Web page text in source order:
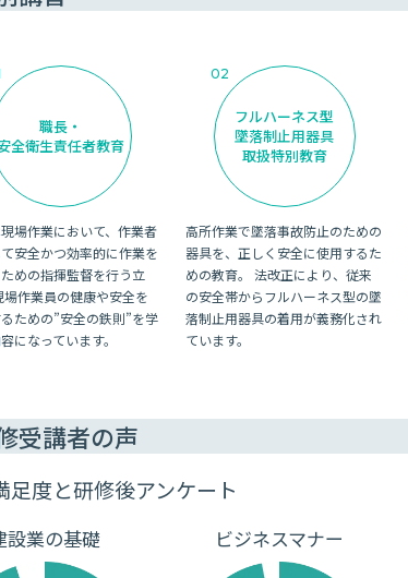
職長・
全衛生責任者教育
場作業において、作業者
安全かつ効率的に作業を
めの指揮監督を行う立
場作業員の健康や安全を
ための”安全の鉄則”を学
になっています。
02
フルハーネス型
墜落制止用器具
取扱特別教育
高所作業で墜落事故防止のための
器具を、正しく安全に使用するた
めの教育。 法改正により、従来
の安全帯からフルハーネス型の墜
落制止用器具の着用が義務化され
ています。
受講者の声
足度と研修後アンケート
設業の基礎 ビジネスマナー